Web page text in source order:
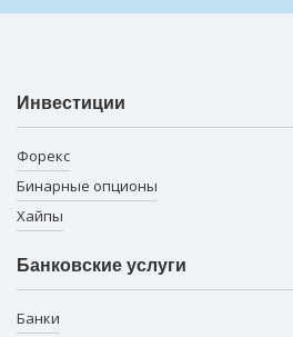
Инвестиции
Форекс
Бинарные опционы
Хайпы
Банковские услуги
Банки